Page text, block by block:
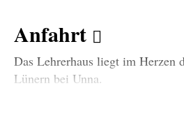
Anfahrt
Das Lehrerhaus liegt im Herzen
Lünern bei Unna.